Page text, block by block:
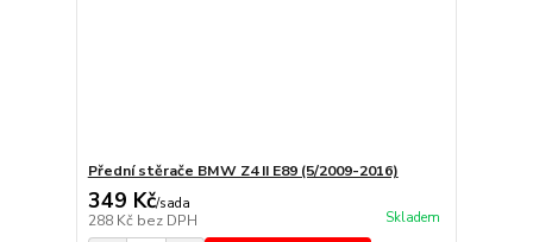
Přední stěrače BMW Z4 II E89 (5/2009-2016)
349 Kč/sada
288 Kč bez DPH Skladem